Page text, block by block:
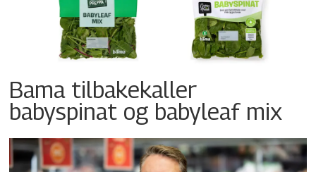
Bama tilbakekaller
babyspinat og babyleaf mix